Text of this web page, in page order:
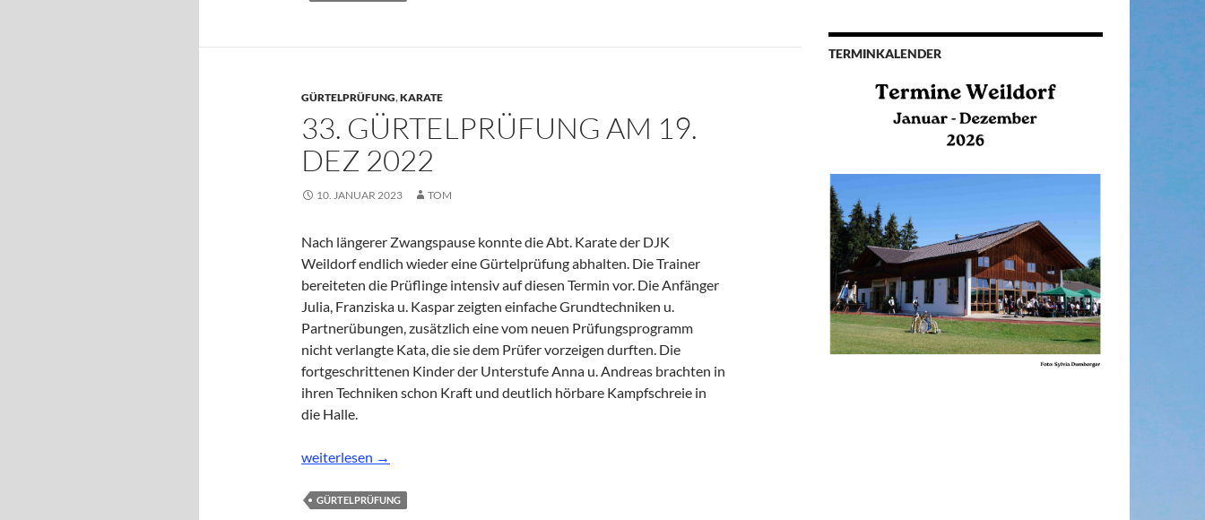
GÜRTELPRÜFUNG,KARATE
33. GÜRTELPRÜFUNG AM 19.
DEZ 2022
10. JANUAR 2023 TOM
Nach längerer Zwangspause konnte die Abt. Karate der DJK
Weildorf endlich wieder eine Gürtelprüfung abhalten. Die Trainer
bereiteten die Prüflinge intensiv auf diesen Termin vor. Die Anfänger
Julia, Franziska u. Kaspar zeigten einfache Grundtechniken u.
Partnerübungen, zusätzlich eine vom neuen Prüfungsprogramm
nicht verlangte Kata, die sie dem Prüfer vorzeigen durften. Die
fortgeschrittenen Kinder der Unterstufe Anna u. Andreas brachten in
ihren Techniken schon Kraft und deutlich hörbare Kampfschreie in
die Halle.
33. Gürtelprüfung am 19. DEZ 2022
weiterlesen →
GÜRTELPRÜFUNG
TERMINKALENDER